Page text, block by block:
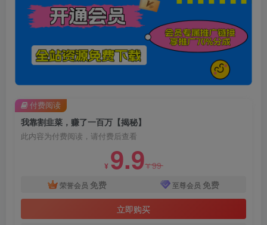
我靠割韭菜，赚了一百万【揭秘】
此内容为付费阅读，请付费后查看
¥ 9.9¥99
荣誉会员 免费 至尊会员 免费
立即购买
付费阅读